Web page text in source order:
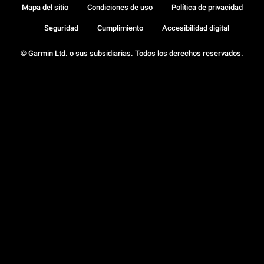
© Garmin Ltd. o sus subsidiarias. Todos los derechos reservados.
Mapa del sitio Condiciones de uso Política de privacidad
Seguridad Cumplimiento Accesibilidad digital